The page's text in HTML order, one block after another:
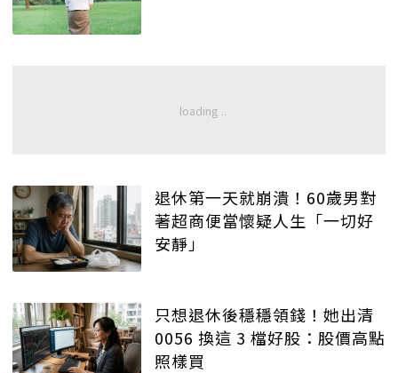
退休第一天就崩潰！60歲男對
著超商便當懷疑人生「一切好
安靜」
只想退休後穩穩領錢！她出清
0056 換這 3 檔好股：股價高點
照樣買